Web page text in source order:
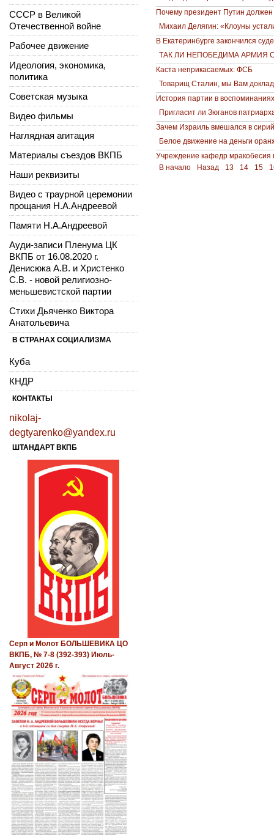
Почему президент Путин
Михаил Делягин: «Клоуны
В Екатеринбурге закончился
ТАК ЛИ НЕПОБЕДИМА АРМИЯ
Каста неприкасаемых: ФСБ
Товарищ Сталин, мы Вам
История партии в
Пригласит ли Зюганов
Зачем Израиль вмешался в
Белое движение на деньги
Учреждение кафедр мракобесия
В начало
Назад 13 14 15
СССР в Великой
Отечественной войне
Рабочее движение
Идеология, экономика,
политика
Советская музыка
Видео фильмы
Наглядная агитация
Материалы съездов ВКПБ
Наши реквизиты
Видео с траурной церемонии
прощания Н.А.Андреевой
Памяти Н.А.Андреевой
Ауди-записи Пленума ЦК
ВКПБ от 16.08.2020 г.
Денисюка А.В. и Христенко
С.В. - новой религиозно-
меньшевистской партии
Стихи Дьяченко Виктора
Анатольевича
В СТРАНАХ СОЦИАЛИЗМА
Куба
КНДР
КОНТАКТЫ
nikolaj-
degtyarenko@yandex.ru
ШТАНДАРТ ВКПБ
Серп и Молот БОЛЬШЕВИКА ЦО
ВКПБ, № 7-8 (392-393) Июль-
Август 2026 г.